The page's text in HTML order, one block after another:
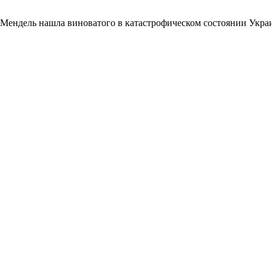
Мендель нашла виноватого в катастрофическом состоянии